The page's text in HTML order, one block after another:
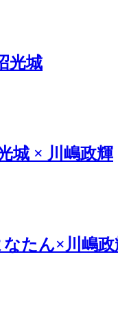
光城
城 × 川嶋政輝
たん×川嶋政